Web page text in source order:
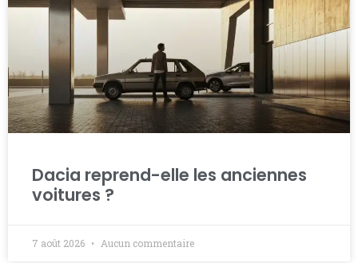
Dacia reprend-elle les anciennes
voitures ?
7 août 2026 Aucun commentaire